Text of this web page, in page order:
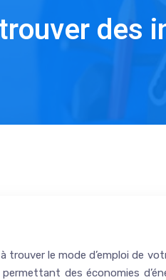
des
trouver le mode d’emploi de
des économies